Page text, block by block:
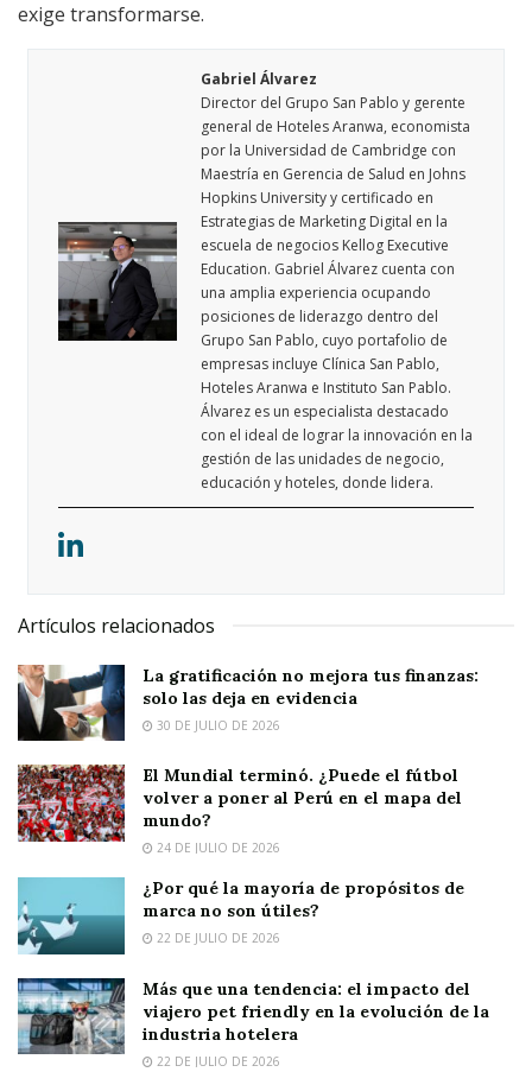
exige transformarse.
Gabriel Álvarez
Director del Grupo San Pablo y gerente
general de Hoteles Aranwa, economista
por la Universidad de Cambridge con
Maestría en Gerencia de Salud en Johns
Hopkins University y certificado en
Estrategias de Marketing Digital en la
escuela de negocios Kellog Executive
Education. Gabriel Álvarez cuenta con
una amplia experiencia ocupando
posiciones de liderazgo dentro del
Grupo San Pablo, cuyo portafolio de
empresas incluye Clínica San Pablo,
Hoteles Aranwa e Instituto San Pablo.
Álvarez es un especialista destacado
con el ideal de lograr la innovación en la
gestión de las unidades de negocio,
educación y hoteles, donde lidera.
Artículos relacionados
La gratificación no mejora tus finanzas:
solo las deja en evidencia
30 DE JULIO DE 2026
El Mundial terminó. ¿Puede el fútbol
volver a poner al Perú en el mapa del
mundo?
24 DE JULIO DE 2026
¿Por qué la mayoría de propósitos de
marca no son útiles?
22 DE JULIO DE 2026
Más que una tendencia: el impacto del
viajero pet friendly en la evolución de la
industria hotelera
22 DE JULIO DE 2026